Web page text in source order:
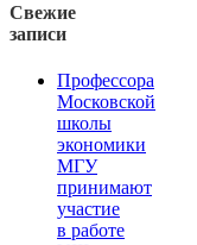
Свежие
записи
Профессора
Московской
школы
экономики
МГУ
принимают
участие
в работе